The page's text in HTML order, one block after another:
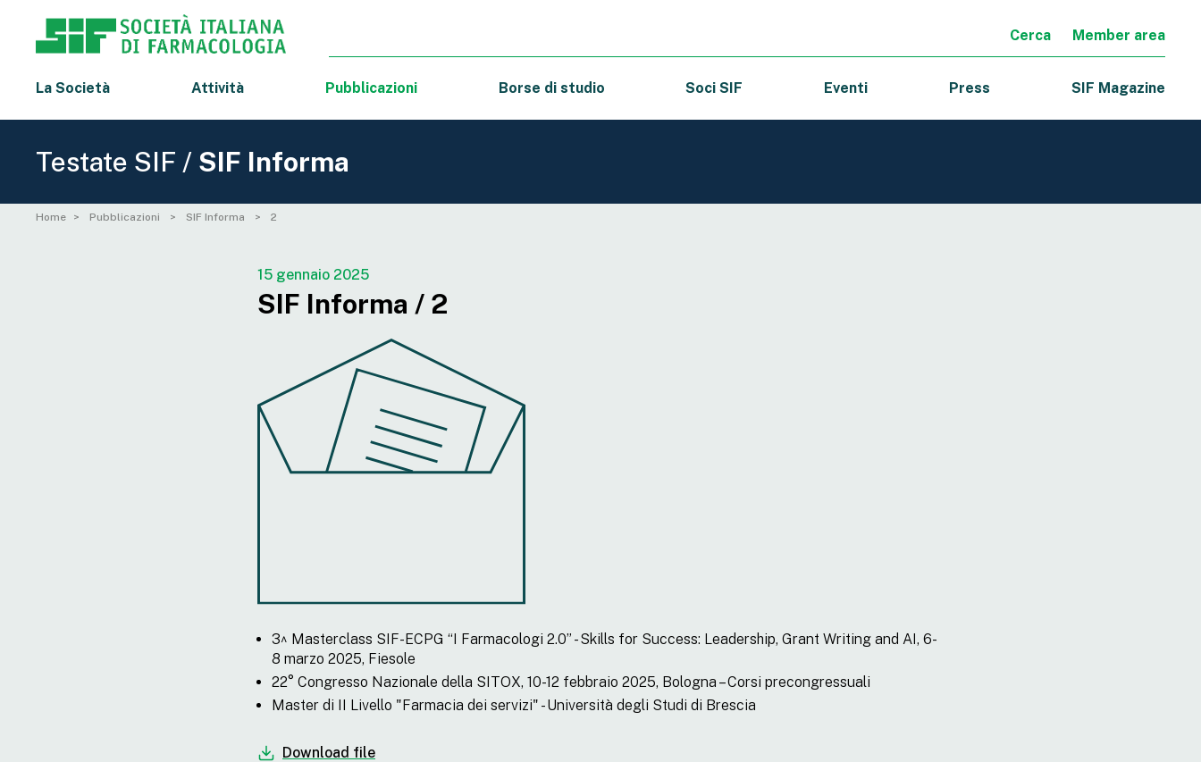
Cerca Member area
La Società Attività Pubblicazioni Borse di studio Soci SIF Eventi Press SIF Magazine
Testate SIF / SIF Informa
Home Pubblicazioni SIF Informa 2
15 gennaio 2025
SIF Informa / 2
3^ Masterclass SIF-ECPG “I Farmacologi 2.0” - Skills for Success: Leadership, Grant Writing and AI, 6-
8 marzo 2025, Fiesole
22° Congresso Nazionale della SITOX, 10-12 febbraio 2025, Bologna – Corsi precongressuali
Master di II Livello "Farmacia dei servizi" - Università degli Studi di Brescia
Download file